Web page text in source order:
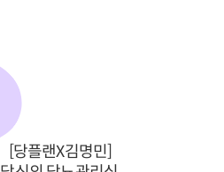
[당플랜X김명민]